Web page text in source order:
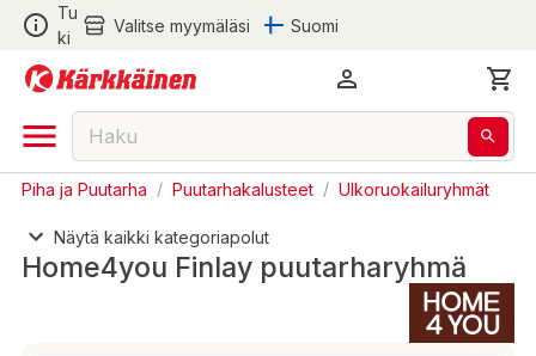
Tu
ki
Valitse myymäläsi Suomi
Piha ja Puutarha / Puutarhakalusteet / Ulkoruokailuryhmät
Näytä kaikki kategoriapolut
Home4you Finlay puutarharyhmä